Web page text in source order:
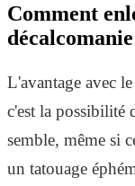
Comment
L'avantage avec le
c'est la possibilité
semble, même si
un tatouage